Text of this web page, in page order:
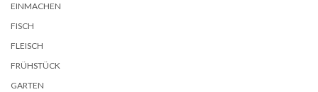
EINMACHEN
FISCH
FLEISCH
FRÜHSTÜCK
GARTEN